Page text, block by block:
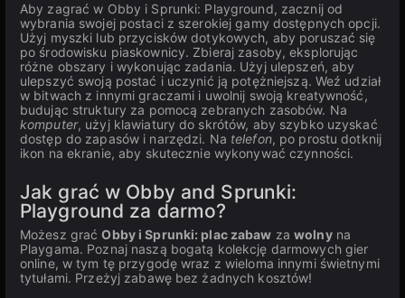
Aby zagrać w Obby i Sprunki: Playground, zacznij od
wybrania swojej postaci z szerokiej gamy dostępnych opcji.
Użyj myszki lub przycisków dotykowych, aby poruszać się
po środowisku piaskownicy. Zbieraj zasoby, eksplorując
różne obszary i wykonując zadania. Użyj ulepszeń, aby
ulepszyć swoją postać i uczynić ją potężniejszą. Weź udział
w bitwach z innymi graczami i uwolnij swoją kreatywność,
budując struktury za pomocą zebranych zasobów. Na
komputer, użyj klawiatury do skrótów, aby szybko uzyskać
dostęp do zapasów i narzędzi. Na telefon, po prostu dotknij
ikon na ekranie, aby skutecznie wykonywać czynności.
Jak grać w Obby and Sprunki:
Playground za darmo?
Możesz graćObby i Sprunki: plac zabaw zawolnyna
Playgama. Poznaj naszą bogatą kolekcję darmowych gier
online, w tym tę przygodę wraz z wieloma innymi świetnymi
tytułami. Przeżyj zabawę bez żadnych kosztów!